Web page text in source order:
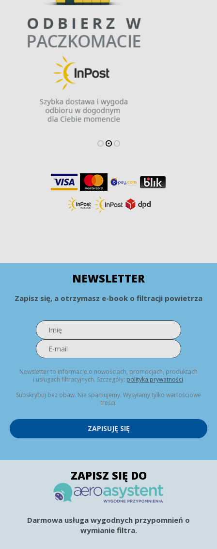
NEWSLETTER
Zapisz się, a otrzymasz e-book o filtracji powietrza
Newsletter to informacje o nowościach, promocjach, produktach
i usługach filtracyjnych. Szczegóły: polityka prywatności.
Subskrybuj bez obaw. Nie spamujemy. Wysyłamy tylko wartościowe
treści.
ZAPISUJĘ SIĘ
ZAPISZ SIĘ DO
Darmowa usługa wygodnych przypomnień o
wymianie filtra.